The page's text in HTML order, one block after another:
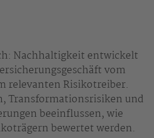
Nachhaltigkeit entwickelt
vom
relevanten Risikotreiber.
Transformationsrisiken und
beeinflussen, wie
bewertet werden.